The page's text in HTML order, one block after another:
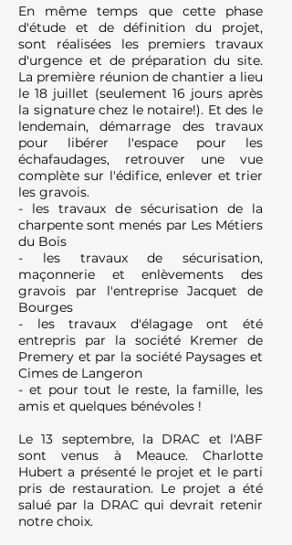
En même temps que cette phase
d'étude et de définition du projet,
sont réalisées les premiers travaux
d'urgence et de préparation du site.
La première réunion de chantier a lieu
le 18 juillet (seulement 16 jours après
la signature chez le notaire!). Et des le
lendemain, démarrage des travaux
pour libérer l'espace pour les
échafaudages, retrouver une vue
complète sur l'édifice, enlever et trier
les gravois.
- les travaux de sécurisation de la
charpente sont menés par Les Métiers
du Bois
- les travaux de sécurisation,
maçonnerie et enlèvements des
gravois par l'entreprise Jacquet de
Bourges
- les travaux d'élagage ont été
entrepris par la société Kremer de
Premery et par la société Paysages et
Cimes de Langeron
- et pour tout le reste, la famille, les
amis et quelques bénévoles !
Le 13 septembre, la DRAC et l'ABF
sont venus à Meauce. Charlotte
Hubert a présenté le projet et le parti
pris de restauration. Le projet a été
salué par la DRAC qui devrait retenir
notre choix.